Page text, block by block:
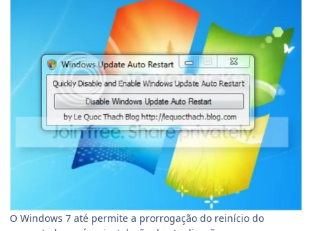
O Windows 7 até permite a prorrogação do reinício do